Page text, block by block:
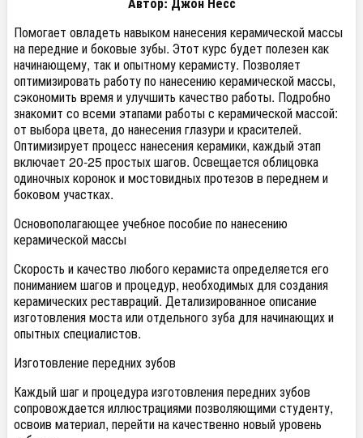
Помогает овладеть навыком нанесения керамической массы
на передние и боковые зубы. Этот курс будет полезен как
начинающему, так и опытному керамисту. Позволяет
оптимизировать работу по нанесению керамической массы,
сэкономить время и улучшить качество работы. Подробно
знакомит со всеми этапами работы с керамической массой:
от выбора цвета, до нанесения глазури и красителей.
Оптимизирует процесс нанесения керамики, каждый этап
включает 20-25 простых шагов. Освещается облицовка
одиночных коронок и мостовидных протезов в переднем и
боковом участках.
Основополагающее учебное пособие по нанесению
керамической массы
Скорость и качество любого керамиста определяется его
пониманием шагов и процедур, необходимых для создания
керамических реставраций. Детализированное описание
изготовления моста или отдельного зуба для начинающих и
опытных специалистов.
Изготовление передних зубов
Каждый шаг и процедура изготовления передних зубов
сопровождается иллюстрациями позволяющими студенту,
освоив материал, перейти на качественно новый уровень